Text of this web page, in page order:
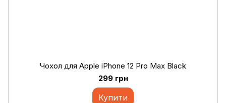
Чохол для Apple iPhone 12 Pro Max Black
299 грн
Купити